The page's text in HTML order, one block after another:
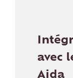
avec
Aida